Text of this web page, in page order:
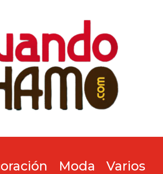
Moda Varios